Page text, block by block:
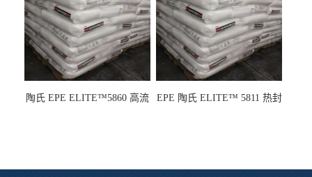
陶氏 EPE ELITE™5860 高流
EPE 陶氏 ELITE™ 5811 热封